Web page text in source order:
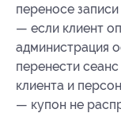
переносе
— если клиент
администрация
перенести
клиента и
— купон не